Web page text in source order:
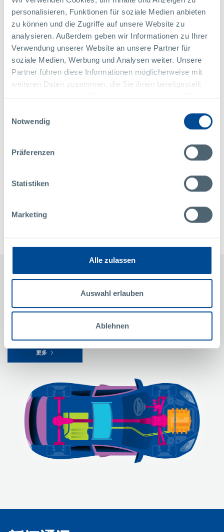
personalisieren, Funktionen für soziale Medien anbieten
zu können und die Zugriffe auf unsere Website zu
analysieren. Außerdem geben wir Informationen zu Ihrer
Verwendung unserer Website an unsere Partner für
soziale Medien, Werbung und Analysen weiter. Unsere
Partner führen diese Informationen möglicherweise mit
weiteren Daten zusammen, die Sie ihnen bereitgestellt
haben oder die sie im Rahmen Ihrer Nutzung der Dienste
Notwendig
Präferenzen
Statistiken
Marketing
Alle zulassen
Auswahl erlauben
Ablehnen
执行器盖体
侧门锁
业务领域概览
更多